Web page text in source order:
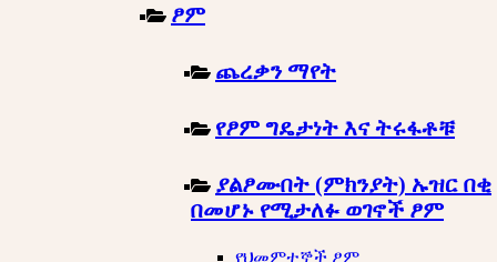
ፆም
ጨረቃን ማየት
የፆም ግዴታነት እና ትሩፋቶቹ
ያልፆሙበት (ምክንያት) ኡዝር በቂ
በመሆኑ የሚታለፉ ወገኖች ፆም
የህመምተኞች ፆም